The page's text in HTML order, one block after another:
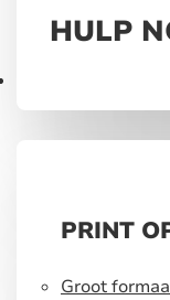
HULP
PRINT
Groot